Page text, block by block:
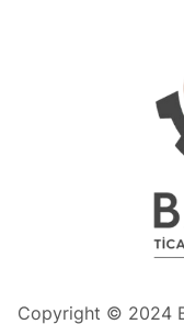
Copyright © 2024